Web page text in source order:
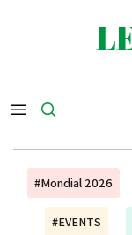
#Mondial 2026
#EVENTS